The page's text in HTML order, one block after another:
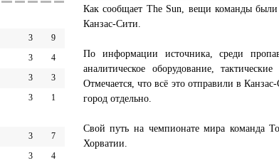
3 9
3 4
3 3
3 1
3 7
3 4
Как сообщает The Sun, вещи команды
Канзас-Сити.
По информации источника, среди
аналитическое оборудование,
Отмечается, что всё это отправили в
город отдельно.
Свой путь на чемпионате мира команда
Хорватии.